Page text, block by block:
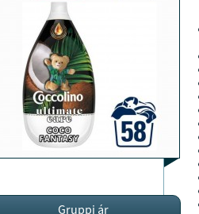
Gruppi ár